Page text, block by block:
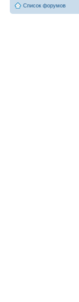
Список форумов